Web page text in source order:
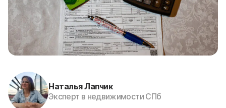
Наталья Лапчик
Эксперт в недвижимости СПб